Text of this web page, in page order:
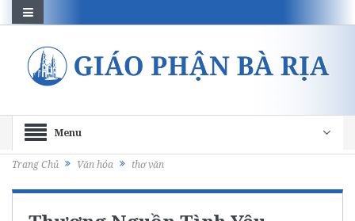
Menu
Trang Chủ Văn hóa thơ văn